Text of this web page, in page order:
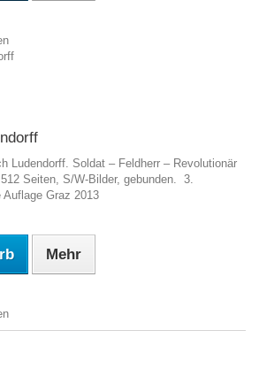
Ludendorff. Soldat – Feldherr – Revolutionär
Seiten, S/W-Bilder, gebunden. 3.
Graz 2013
Mehr